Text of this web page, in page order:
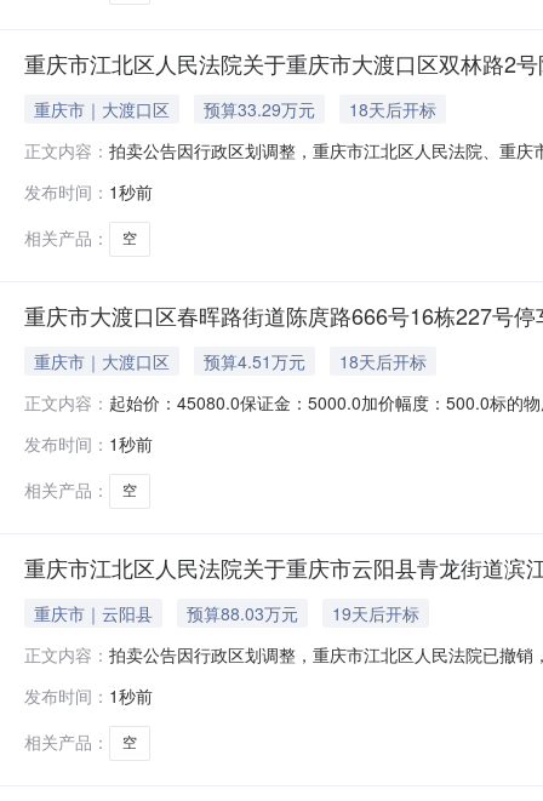
重庆市江北区人民法院关于重庆市大渡口区双林路2
重庆市｜大渡口区 预算33.29万元
18天后开标
正文内容： 拍卖公告因行政区划调整，重庆市江北区人民法院、重
卖，现公告如下：一、拍卖标的物：重庆市大渡口区双
发布时间： 1秒前
相关产品：
空
重庆市大渡口区春晖路街道陈庹路666号16栋227号停
重庆市｜大渡口区 预算4.51万元
18天后开标
正文内容： 起始价：45080.0保证金：5000.0加价幅度：500.0标的
卖活动，申请执行人依法选定在京东司法拍卖网络平台
发布时间： 1秒前
相关产品：
空
重庆市江北区人民法院关于重庆市云阳县青龙街道
重庆市｜云阳县 预算88.03万元
19天后开标
正文内容： 拍卖公告因行政区划调整，重庆市江北区人民法院已撤
user_id=9123372036854775060）进行公开拍卖，现
发布时间： 1秒前
相关产品：
空